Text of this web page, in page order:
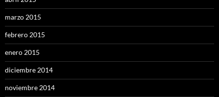
marzo 2015
febrero 2015
enero 2015
diciembre 2014
noviembre 2014